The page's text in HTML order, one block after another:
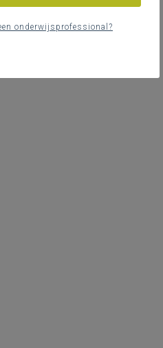
onderwijsprofessional?